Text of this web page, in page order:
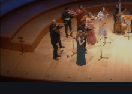
Play